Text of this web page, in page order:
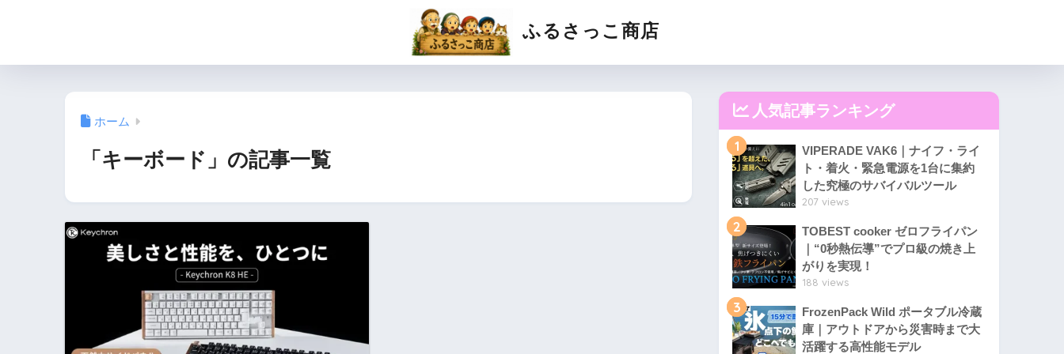
ふるさっこ商店
ホーム
「キーボード」の記事一覧
人気記事ランキング
1
VIPERADE VAK6｜ナイフ・ライ
ト・着火・緊急電源を1台に集約
した究極のサバイバルツール
207 views
2
TOBEST cooker ゼロフライパン
｜“0秒熱伝導”でプロ級の焼き上
がりを実現！
188 views
3
FrozenPack Wild ポータブル冷蔵
庫｜アウトドアから災害時まで大
活躍する高性能モデル